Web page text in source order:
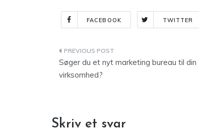
FACEBOOK TWITTER
Indlægsnavigation
Søger du et nyt marketing bureau til din
virksomhed?
Skriv et svar